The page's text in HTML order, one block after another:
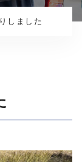
しました